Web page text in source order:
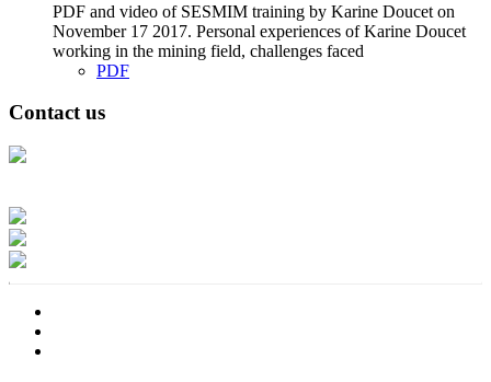
PDF and video of SESMIM training by Karine Doucet on
November 17 2017. Personal experiences of Karine Doucet
working in the mining field, challenges faced
PDF
Contact us